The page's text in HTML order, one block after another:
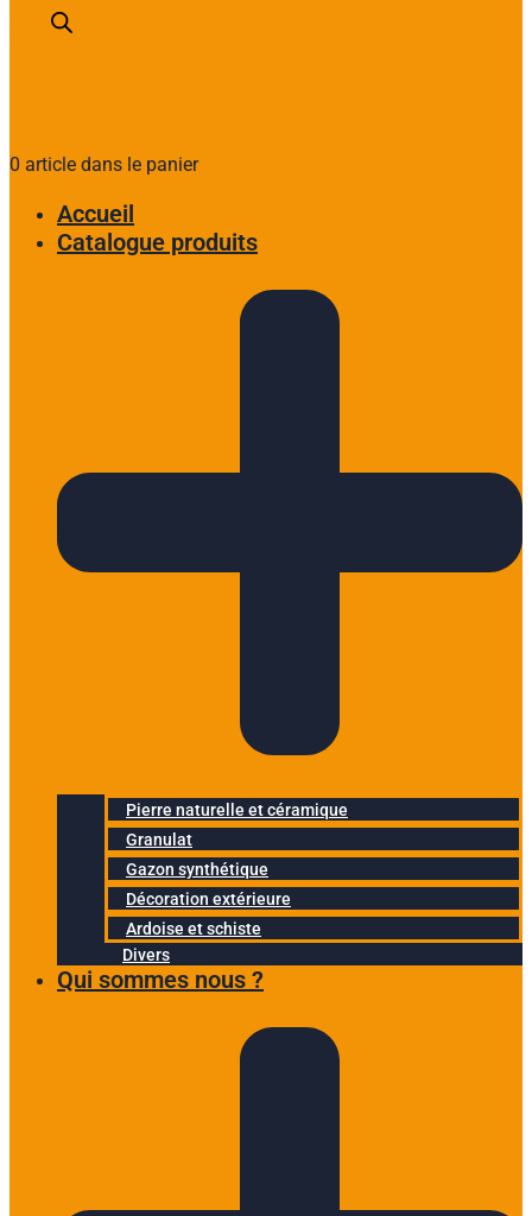
0 article dans le panier
Accueil
Catalogue produits
Pierre naturelle et céramique
Granulat
Gazon synthétique
Décoration extérieure
Ardoise et schiste
Divers
Qui sommes nous ?